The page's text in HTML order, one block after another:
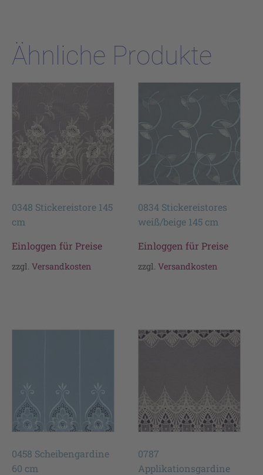
Ähnliche Produkte
0348 Stickereistore 145
cm
Einloggen für Preise
zzgl. Versandkosten
0834 Stickereistores
weiß/beige 145 cm
Einloggen für Preise
zzgl.Versandkosten
0458 Scheibengardine
60 cm
0787
Applikationsgardine